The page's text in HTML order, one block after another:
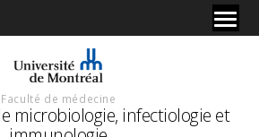
Faculté de médecine
microbiologie, infectiologie et